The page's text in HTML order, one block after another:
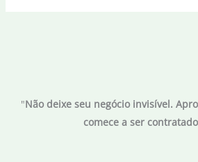
final
"Não deixe seu negócio invisível.
comece a ser